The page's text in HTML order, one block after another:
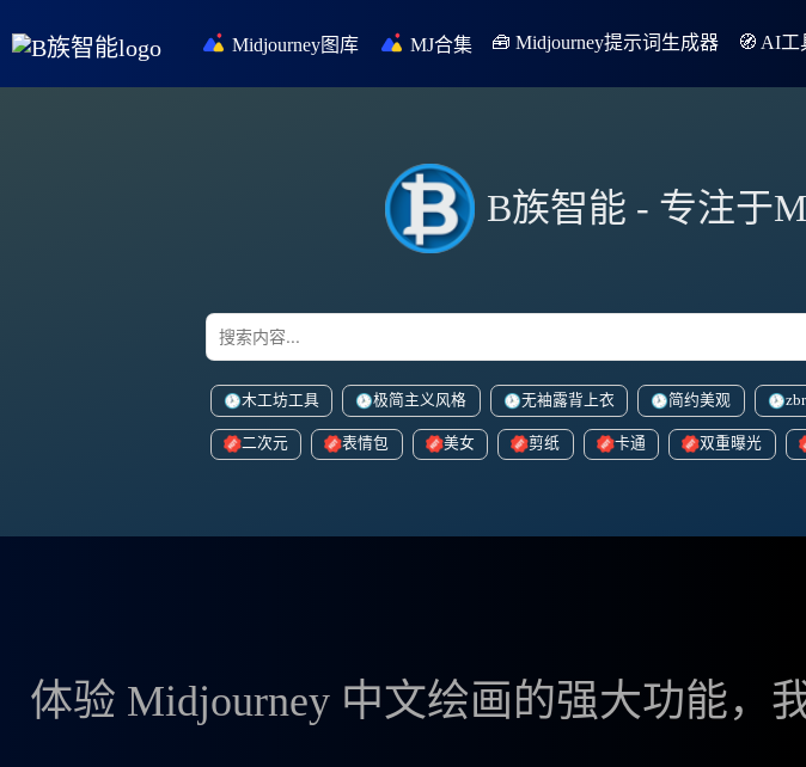
Midjourney图库 MJ合集 🧰 Midjourney提示词生成器 🧭 AI工
B族智能 - 专注于
木工坊工具 极简主义风格 无袖露背上衣 简约美观
二次元 表情包 美女 剪纸 卡通 双重曝光
体验 Midjourney 中文绘画的强大功能，